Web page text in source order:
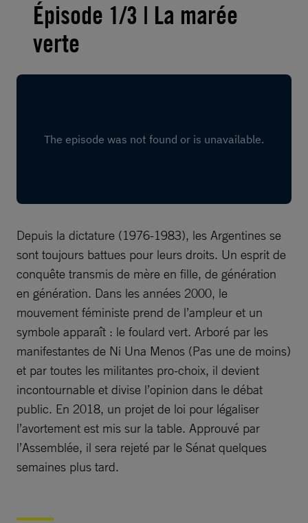
Épisode 1/3 | La marée
verte
Depuis la dictature (1976-1983), les Argentines se
sont toujours battues pour leurs droits. Un esprit de
conquête transmis de mère en fille, de génération
en génération. Dans les années 2000, le
mouvement féministe prend de l’ampleur et un
symbole apparaît : le foulard vert. Arboré par les
manifestantes de Ni Una Menos (Pas une de moins)
et par toutes les militantes pro-choix, il devient
incontournable et divise l’opinion dans le débat
public. En 2018, un projet de loi pour légaliser
l’avortement est mis sur la table. Approuvé par
l’Assemblée, il sera rejeté par le Sénat quelques
semaines plus tard.